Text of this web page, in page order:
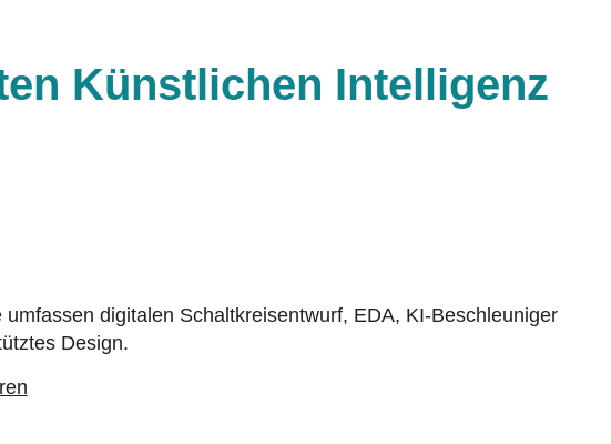
Künstlichen Intelligenz
umfassen digitalen Schaltkreisentwurf, EDA, KI-Beschleuniger
Design.